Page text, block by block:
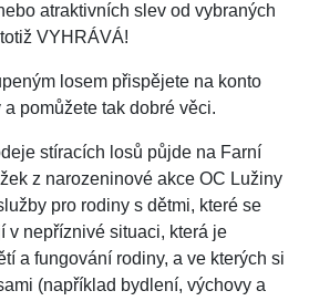
atraktivních slev od vybraných
VYHRÁVÁ!
losem přispějete na konto
pomůžete tak dobré věci.
stíracích losů půjde na Farní
z narozeninové akce OC Lužiny
pro rodiny s dětmi, které se
v nepříznivé situaci, která je
a fungování rodiny, a ve kterých si
(například bydlení, výchovy a